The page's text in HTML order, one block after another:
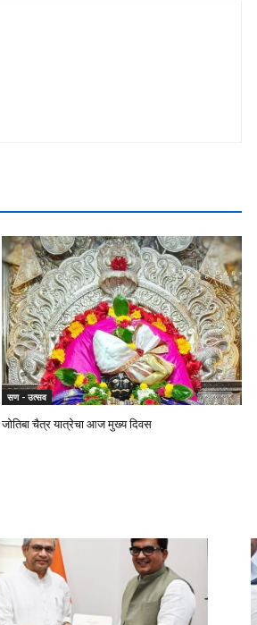
सण - उत्सव
जोतिबा चैत्र यात्रेचा आज मुख्य दिवस